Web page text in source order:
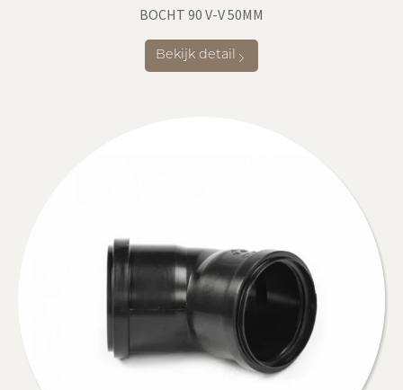
BOCHT 90 V-V 50MM
Bekijk detail